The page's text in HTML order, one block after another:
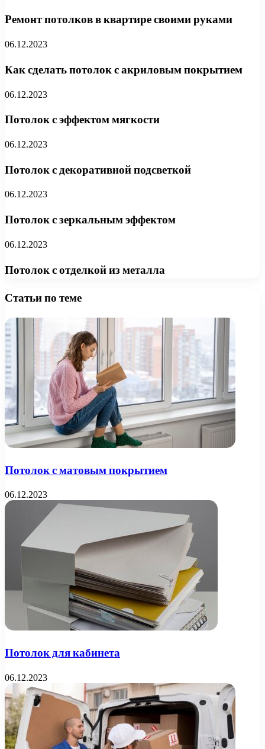
Ремонт потолков в квартире своими руками
06.12.2023
Как сделать потолок с акриловым покрытием
06.12.2023
Потолок с эффектом мягкости
06.12.2023
Потолок с декоративной подсветкой
06.12.2023
Потолок с зеркальным эффектом
06.12.2023
Потолок с отделкой из металла
Статьи по теме
Потолок с матовым покрытием
06.12.2023
Потолок для кабинета
06.12.2023